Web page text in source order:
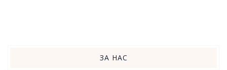
ЗА НАС